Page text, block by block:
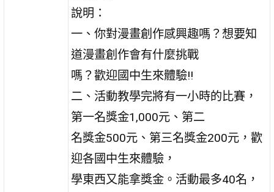
說明：
一、你對漫畫創作感興趣嗎？想要知
道漫畫創作會有什麼挑戰
嗎？歡迎國中生來體驗!!
二、活動教學完將有一小時的比賽，
第一名獎金1,000元、第二
名獎金500元、第三名獎金200元，歡
迎各國中生來體驗，
學東西又能拿獎金。活動最多40名，